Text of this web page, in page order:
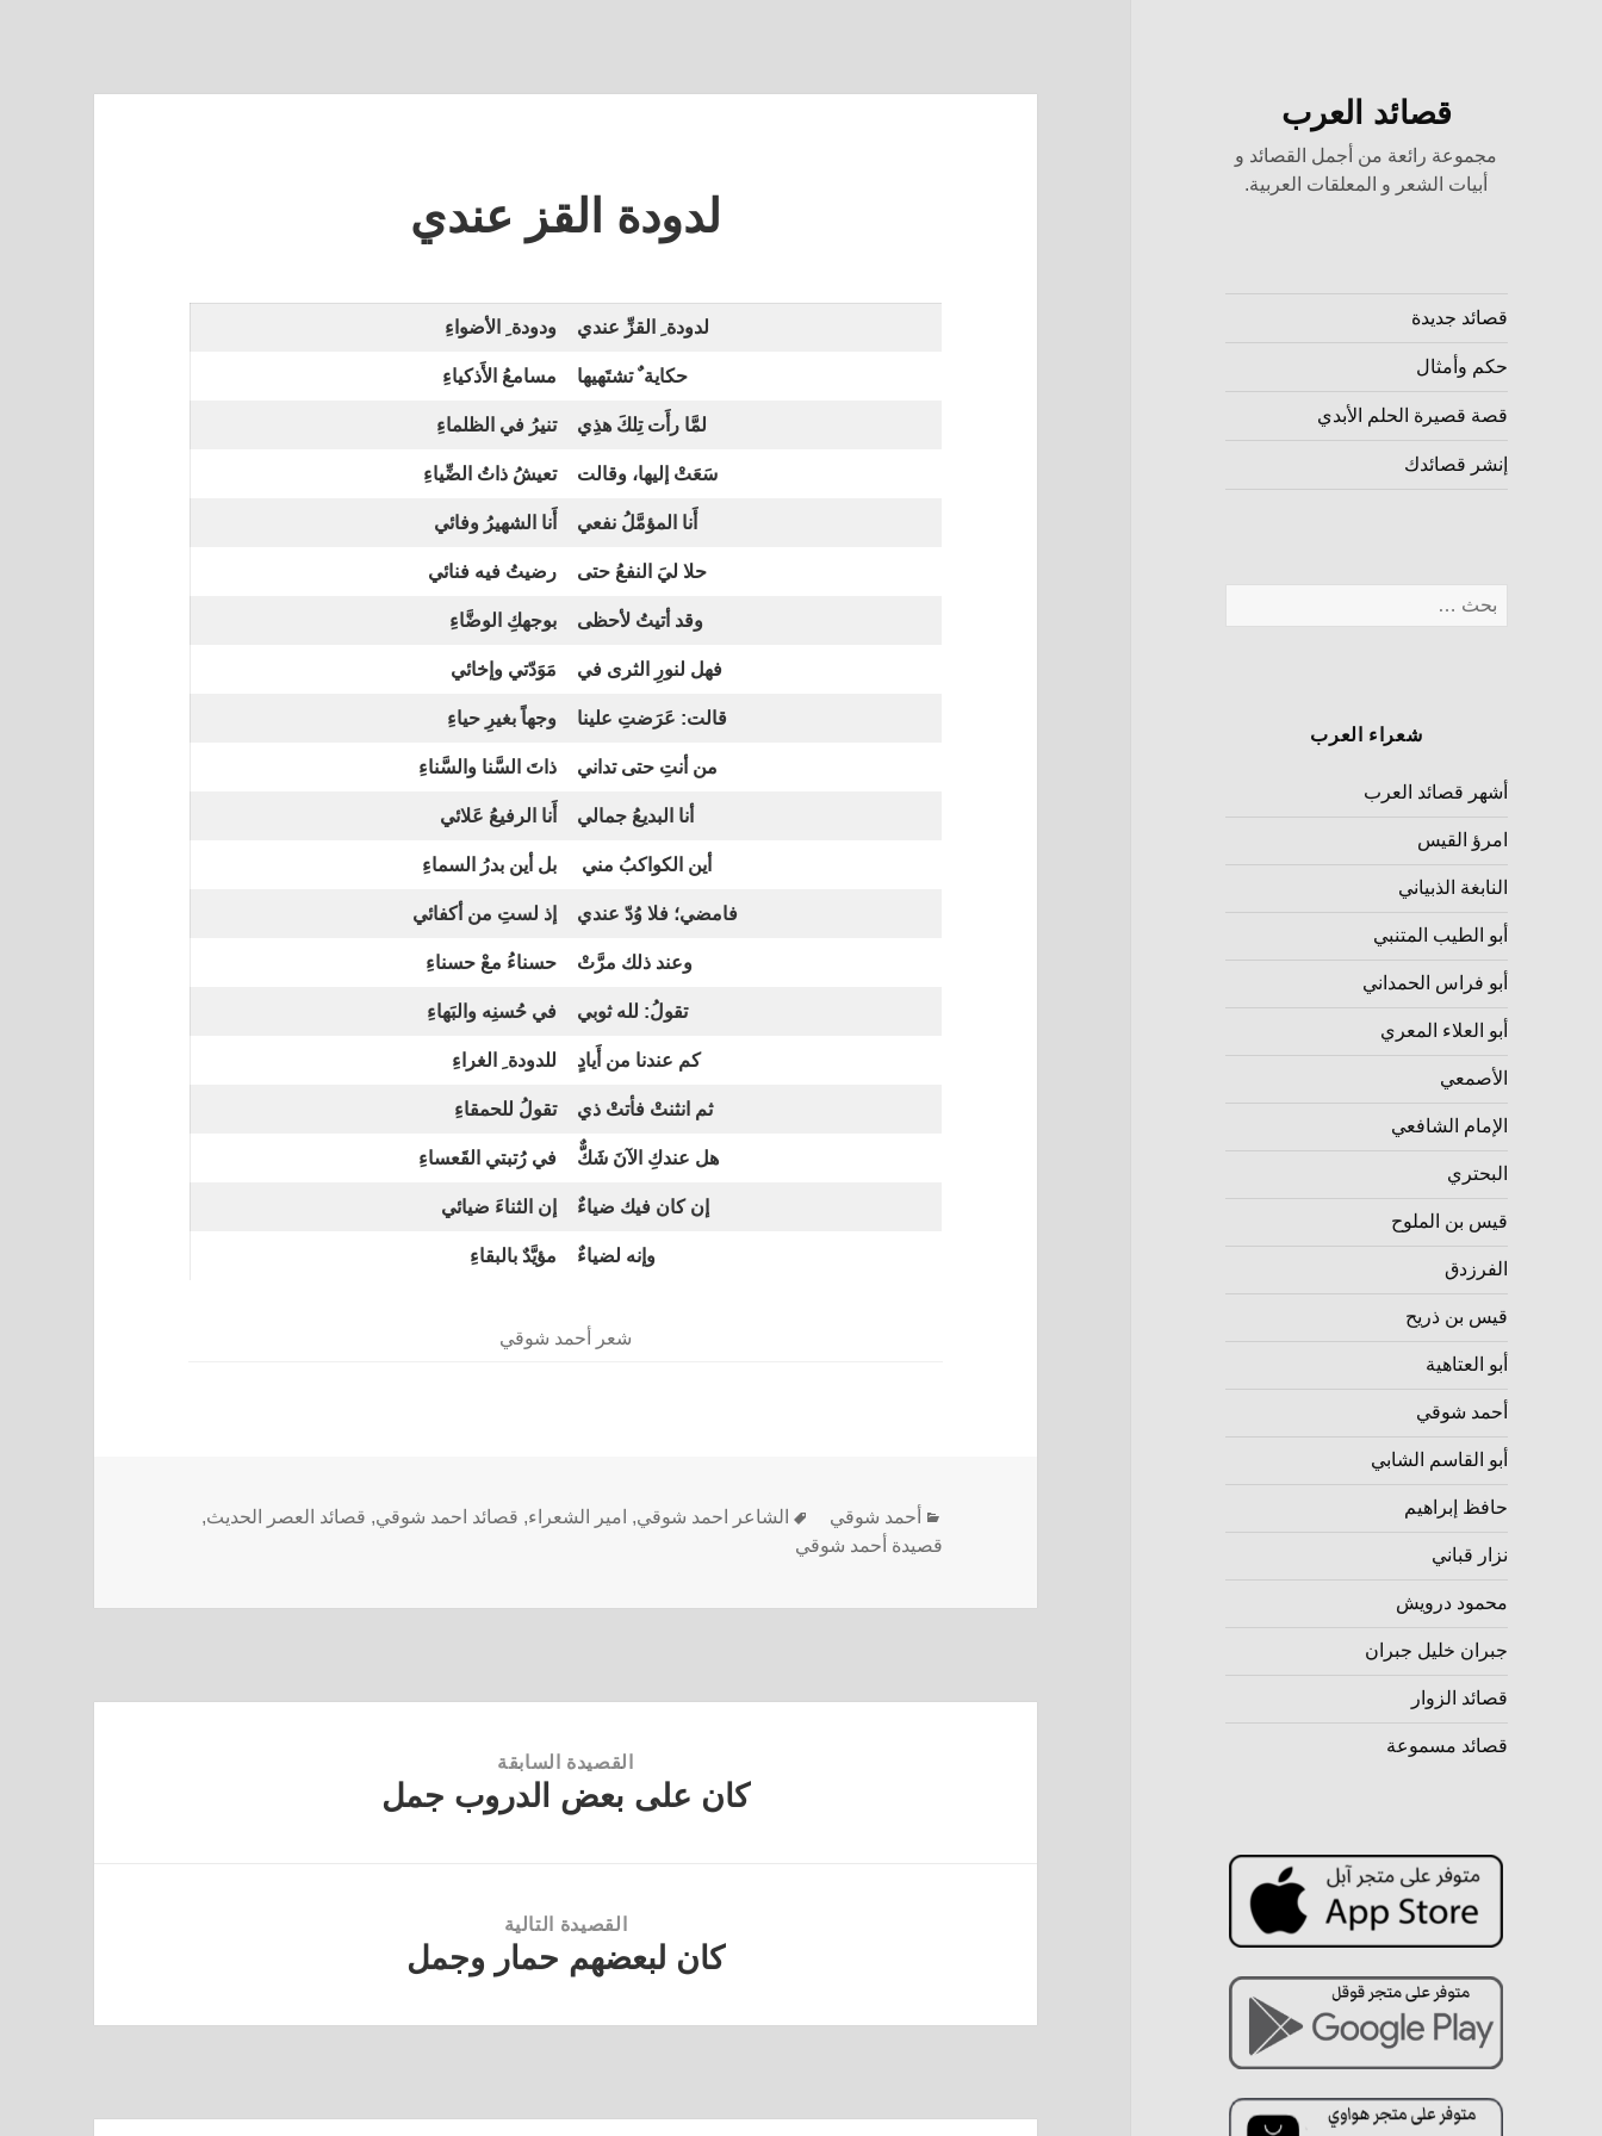
قصائد العرب
مجموعة رائعة من أجمل القصائد و
أبيات الشعر و المعلقات العربية.
قصائد جديدة
حكم وأمثال
قصة قصيرة الحلم الأبدي
إنشر قصائدك
شعراء العرب
أشهر قصائد العرب
امرؤ القيس
النابغة الذبياني
أبو الطيب المتنبي
أبو فراس الحمداني
أبو العلاء المعري
الأصمعي
الإمام الشافعي
البحتري
قيس بن الملوح
الفرزدق
قيس بن ذريح
أبو العتاهية
أحمد شوقي
أبو القاسم الشابي
حافظ إبراهيم
نزار قباني
محمود درويش
جبران خليل جبران
قصائد الزوار
قصائد مسموعة
لدودة القز عندي
لدودة ِ القزِّ عندي ودودة ِ الأضواءِ
حكاية ٌ تشتَهيها مسامعُ الأَذكياءِ
لمَّا رأَت تِلكَ هذِي تنيرُ في الظلماءِ
سَعَتْ إليها، وقالت تعيشُ ذاتُ الضِّياءِ
أَنا المؤمَّلُ نفعي أَنا الشهيرُ وفائي
حلا ليَ النفعُ حتى رضيتُ فيه فنائي
وقد أتيتُ لأحظى بوجهكِ الوضَّاءِ
فهل لنورِ الثرى في مَوَدّتي وإخائي
قالت: عَرَضتِ علينا وجهاً بغيرِ حياءِ
من أنتِ حتى تداني ذاتَ السَّنا والسَّناءِ
أنا البديعُ جمالي أَنا الرفيعُ عَلائي
أين الكواكبُ مني بل أين بدرُ السماءِ
فامضي؛ فلا وُدّ عندي إذ لستِ من أكفائي
وعند ذلك مرَّتْ حسناءُ معْ حسناءِ
تقولُ: لله ثوبي في حُسنِه والبَهاءِ
كم عندنا من أَيادٍ للدودة ِ الغراءِ
ثم انثنتْ فأتتْ ذي تقولُ للحمقاءِ
هل عندكِ الآنَ شَكٌّ في رُتبتي القَعساءِ
إن كان فيك ضياءٌ إن الثناءَ ضيائي
وإنه لضياءٌ مؤيَّدٌ بالبقاءِ
شعر أحمد شوقي
أحمد شوقي الشاعر احمد شوقي, امير الشعراء, قصائد احمد شوقي, قصائد العصر الحديث,
قصيدة أحمد شوقي
القصيدة السابقة
كان على بعض الدروب جمل
القصيدة التالية
كان لبعضهم حمار وجمل